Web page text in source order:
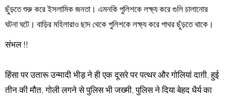
ছুঁড়তে শুরু করে ইসলামিক জনতা। এমনকি পুলিশকে লক্ষ্য করে গুলি চালানোর
ঘটনা ঘটে। বাড়ির মহিলারাও ছাদ থেকে পুলিশকে লক্ষ্য করে পাথর ছুঁড়তে থাকে।
संभल !!
हिंसा पर उतारू उन्मादी भीड़ ने ही एक दूसरे पर पत्थर और गोलियां दाग़ी, हुई
तीन की मौत, गोली लगने से पुलिस भी जख्मी, पुलिस ने दिया बेहद धैर्य का